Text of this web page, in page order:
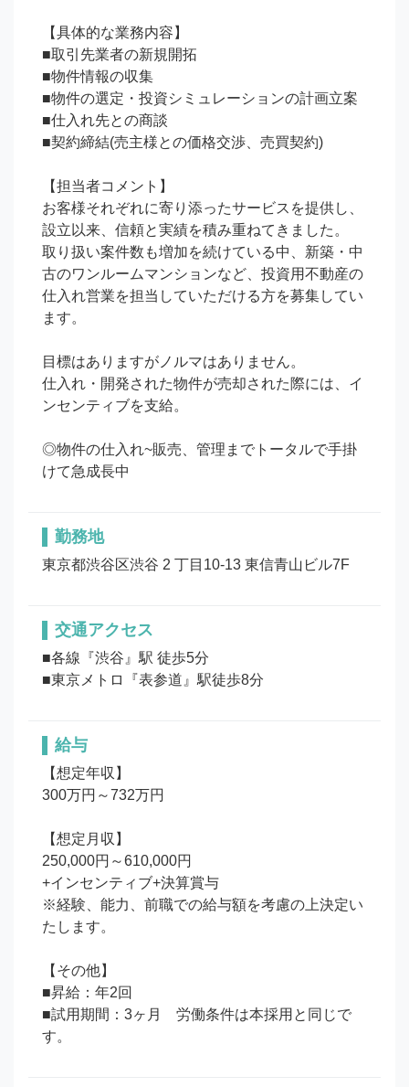
【具体的な業務内容】
■取引先業者の新規開拓
■物件情報の収集
■物件の選定・投資シミュレーションの計画立案
■仕入れ先との商談
■契約締結(売主様との価格交渉、売買契約)
【担当者コメント】
お客様それぞれに寄り添ったサービスを提供し、
設立以来、信頼と実績を積み重ねてきました。
取り扱い案件数も増加を続けている中、新築・中
古のワンルームマンションなど、投資用不動産の
仕入れ営業を担当していただける方を募集してい
ます。
目標はありますがノルマはありません。
仕入れ・開発された物件が売却された際には、イ
ンセンティブを支給。
◎物件の仕入れ~販売、管理までトータルで手掛
けて急成長中
勤務地
東京都渋谷区渋谷 2 丁目10-13 東信青山ビル7F
交通アクセス
■各線『渋谷』駅 徒歩5分
■東京メトロ『表参道』駅徒歩8分
給与
【想定年収】
300万円～732万円
【想定月収】
250,000円～610,000円
+インセンティブ+決算賞与
※経験、能力、前職での給与額を考慮の上決定い
たします。
【その他】
■昇給：年2回
■試用期間：3ヶ月　労働条件は本採用と同じで
す。